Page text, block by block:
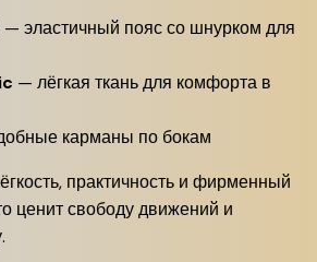
— эластичный пояс со шнурком для
— лёгкая ткань для комфорта в
карманы по бокам
практичность и фирменный
ценит свободу движений и